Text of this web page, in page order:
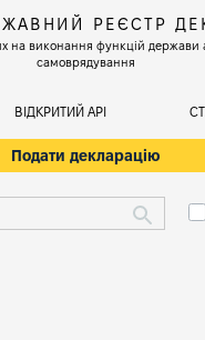
РЕЄСТР
на виконання функцій держави
самоврядування
ВІДКРИТИЙ АРІ
Подати декларацію